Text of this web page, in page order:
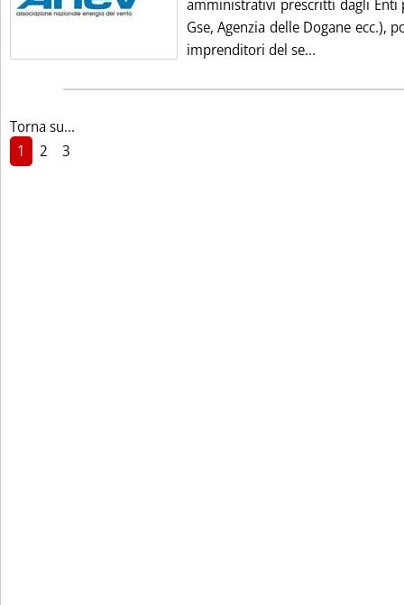
amministrativi prescritti dagli Enti
Gse, Agenzia delle Dogane ecc.),
imprenditori del se...
Torna su...
1
2 3